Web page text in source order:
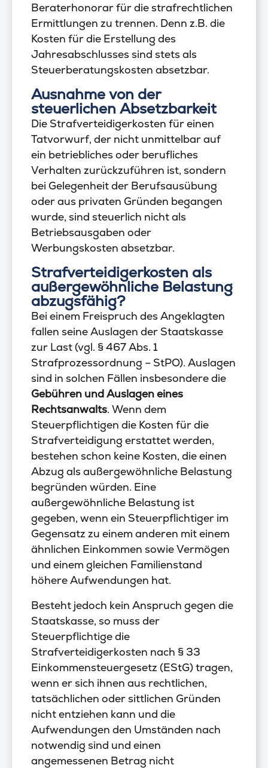
Beraterhonorar für die strafrechtlichen
Ermittlungen zu trennen. Denn z.B. die
Kosten für die Erstellung des
Jahresabschlusses sind stets als
Steuerberatungskosten absetzbar.
Ausnahme von der
steuerlichen Absetzbarkeit
Die Strafverteidigerkosten für einen
Tatvorwurf, der nicht unmittelbar auf
ein betriebliches oder berufliches
Verhalten zurückzuführen ist, sondern
bei Gelegenheit der Berufsausübung
oder aus privaten Gründen begangen
wurde, sind steuerlich nicht als
Betriebsausgaben oder
Werbungskosten absetzbar.
Strafverteidigerkosten als
außergewöhnliche Belastung
abzugsfähig?
Bei einem Freispruch des Angeklagten
fallen seine Auslagen der Staatskasse
zur Last (vgl. § 467 Abs. 1
Strafprozessordnung – StPO). Auslagen
sind in solchen Fällen insbesondere die
Gebühren und Auslagen eines
Rechtsanwalts. Wenn dem
Steuerpflichtigen die Kosten für die
Strafverteidigung erstattet werden,
bestehen schon keine Kosten, die einen
Abzug als außergewöhnliche Belastung
begründen würden. Eine
außergewöhnliche Belastung ist
gegeben, wenn ein Steuerpflichtiger im
Gegensatz zu einem anderen mit einem
ähnlichen Einkommen sowie Vermögen
und einem gleichen Familienstand
höhere Aufwendungen hat.
Besteht jedoch kein Anspruch gegen die
Staatskasse, so muss der
Steuerpflichtige die
Strafverteidigerkosten nach § 33
Einkommensteuergesetz (EStG) tragen,
wenn er sich ihnen aus rechtlichen,
tatsächlichen oder sittlichen Gründen
nicht entziehen kann und die
Aufwendungen den Umständen nach
notwendig sind und einen
angemessenen Betrag nicht